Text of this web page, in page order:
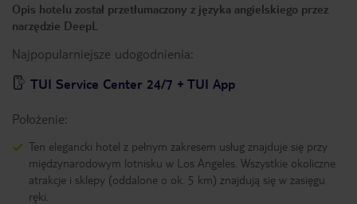
Opis hotelu został przetłumaczony z języka angielskiego przez
narzędzie DeepL
Najpopularniejsze udogodnienia:
TUI Service Center 24/7 + TUI App
Położenie:
Ten elegancki hotel z pełnym zakresem usług znajduje się przy
międzynarodowym lotnisku w Los Angeles. Wszystkie okoliczne
atrakcje i sklepy (oddalone o ok. 5 km) znajdują się w zasięgu
ręki.